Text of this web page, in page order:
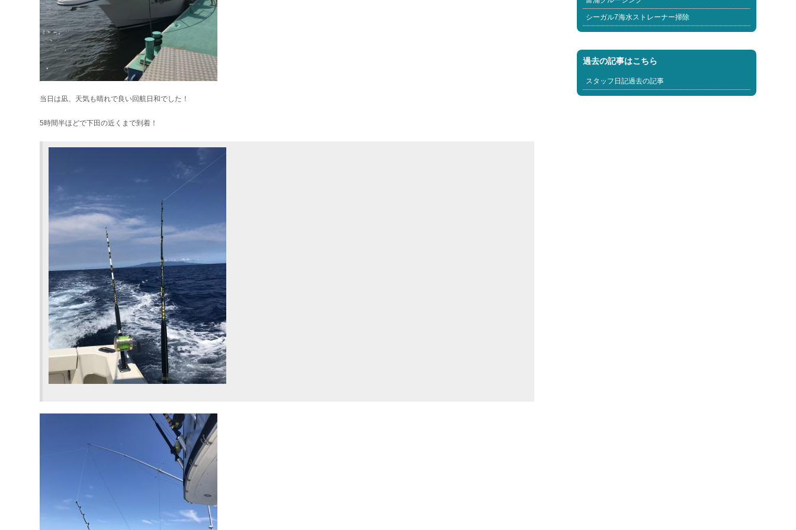
当日は凪、天気も晴れで良い回航日和でした！
5時間半ほどで下田の近くまで到着！
シーガル7海水ストレーナー掃除
過去の記事はこちら
スタッフ日記過去の記事